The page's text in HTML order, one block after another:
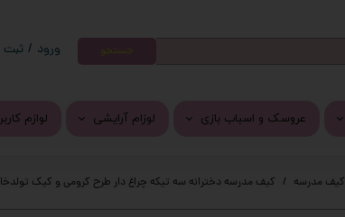
ورود / ثبت
تغییر گذر
خروج از
عروسک و اسباب بازی لوزام آرایشی لوازم
جستجو
کیف مدرسه کیف مدرسه دخترانه سه تیکه چراغ دار طرح کرومی و کیک